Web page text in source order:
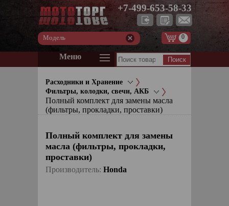
+7-499-653-58-33
Модель 0
Меню
Расходники и Хранение
Фильтры, колодки, свечи, АКБ
Полный комплект для замены масла
(фильтры, прокладки, проставки)
Полный комплект для замены
масла (фильтры, прокладки,
проставки)
Производитель: Honda